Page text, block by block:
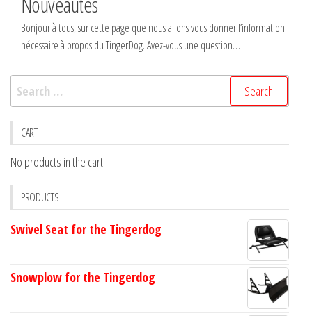
Bonjour à tous, sur cette page que nous allons vous donner l’information
nécessaire à propos du TingerDog. Avez-vous une question…
Search
for:
CART
No products in the cart.
PRODUCTS
Swivel Seat for the Tingerdog
Snowplow for the Tingerdog